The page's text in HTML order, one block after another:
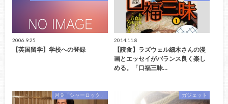
2006.9.25
【英国留学】学校への登録
2014.11.8
【読食】ラズウェル細木さんの漫
画とエッセイがバランス良く楽し
める。「口福三昧…
月９「シャーロック」 ガジェット